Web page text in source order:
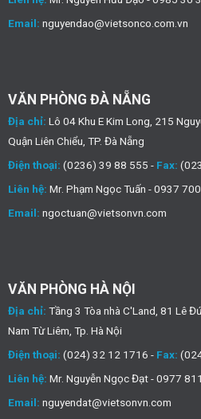
Email: nguyendao@vietsonco.com.vn
VĂN PHÒNG ĐÀ NẴNG
Địa chỉ: Lô 04 Khu E Kim Long, 215
Quận Liên Chiểu, TP. Đà Nẵng
Điện thoại: (0236) 39 88 555 - Fax:
Liên hệ: Mr. Phạm Ngọc Tuấn - 0937
Email: ngoctuan@vietsonvn.com
VĂN PHÒNG HÀ NỘI
Địa chỉ: Tầng 3 Tòa nhà C'Land, 81 Lê
Nam Từ Liêm, Tp. Hà Nội
Điện thoại: (024) 32 12 1716 - Fax:
Liên hệ: Mr. Nguyễn Ngọc Đạt - 0977
Email: nguyendat@vietsonvn.com